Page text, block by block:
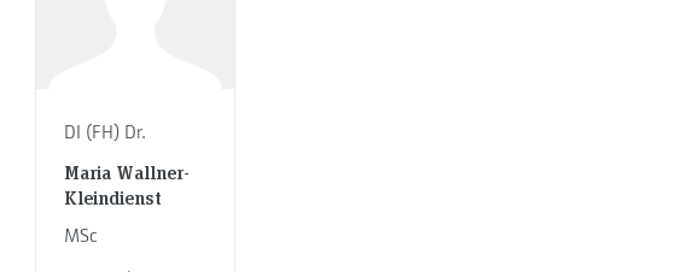
DI (FH) Dr.
Maria Wallner-
Kleindienst
MSc